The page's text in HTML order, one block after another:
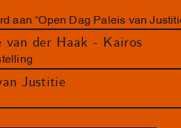
aan “Open Dag Paleis van
van der Haak - Kairos
Justitie